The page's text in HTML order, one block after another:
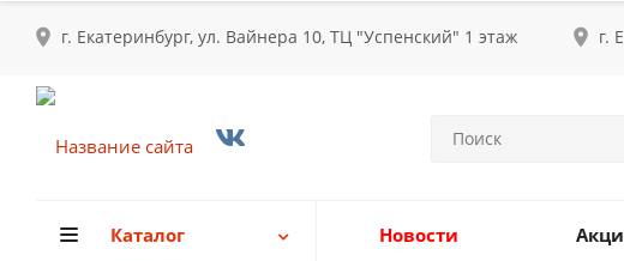
г. Екатеринбург, ул. Вайнера 10, ТЦ "Успенский" 1 этаж г.
Каталог Новости